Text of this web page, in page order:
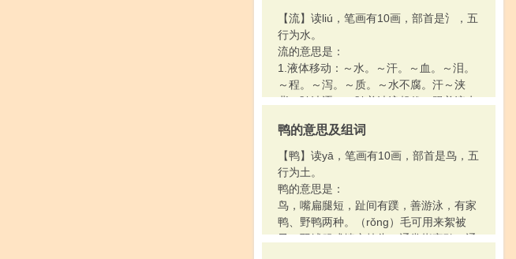
【流】读liú，笔画有10画，部首是氵，五
行为水。
流的意思是：
1.液体移动：～水。～汗。～血。～泪。
～程。～泻。～质。～水不腐。汗～浃
背。随波逐～（随着波浪起伏，跟着流水
2.像水那样流动不定：～转（zhuǎn）。
～通。～寇。～浪。～离。～散。～失。
～沙。～露。～萤。
3.传播：～言。～传。～芳。～弊。～
毒。～行（xíng）。
4.指江河的流水：河～。江～。溪～。激
～。奔～。
鸭的意思及组词
【鸭】读yā，笔画有10画，部首是鸟，五
行为土。
鸭的意思是：
鸟，嘴扁腿短，趾间有蹼，善游泳，有家
鸭、野鸭两种。（rǒng）毛可用来絮被
子、羽绒服或填充枕头。通常指家鸭。通